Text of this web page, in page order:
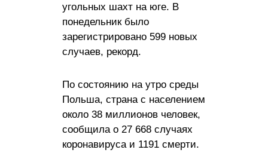
угольных шахт на юге. В
понедельник было
зарегистрировано 599 новых
случаев, рекорд.
По состоянию на утро среды
Польша, страна с населением
около 38 миллионов человек,
сообщила о 27 668 случаях
коронавируса и 1191 смерти.